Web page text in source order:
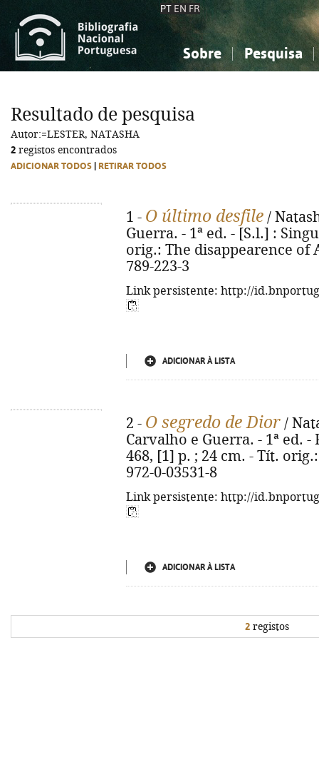
PT EN FR
Sobre Pesquisa
Ciências sociais...
Ciências sociais...
Resultado de pesquisa
Autor:=LESTER, NATASHA
2 registos encontrados
ADICIONAR TODOS RETIRAR TODOS
1 - O último desfile /
Guerra. - 1ª ed. - [S.l.] :
orig.: The disappearence of
789-223-3
Link persistente: http://
ADICIONAR À LISTA
2 - O segredo de Dior /
Carvalho e Guerra. - 1ª ed.
468, [1] p. ; 24 cm. - Tít.
972-0-03531-8
Link persistente: http://
ADICIONAR À LISTA
2 registos